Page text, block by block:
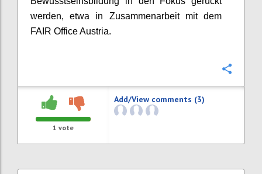
werden, etwa in Zusammenarbeit mit dem
FAIR Office Austria.
1 vote
Add/View comments (3)